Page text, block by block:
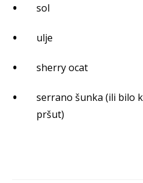
sol
ulje
sherry ocat
serrano šunka (ili bilo
pršut)